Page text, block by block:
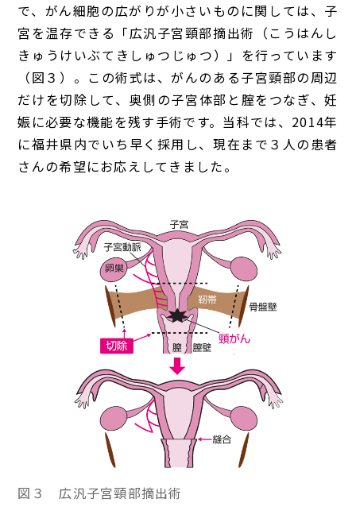
で、がん細胞の広がりが小さいものに関しては、子
宮を温存できる「広汎子宮頸部摘出術（こうはんし
きゅうけいぶてきしゅつじゅつ）」を行っています
（図３）。この術式は、がんのある子宮頸部の周辺
だけを切除して、奥側の子宮体部と腟をつなぎ、妊
娠に必要な機能を残す手術です。当科では、2014年
に福井県内でいち早く採用し、現在まで３人の患者
さんの希望にお応えしてきました。
図３ 広汎子宮頸部摘出術